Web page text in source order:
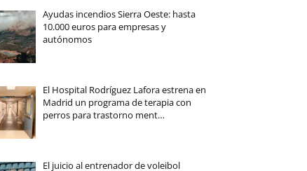
Ayudas incendios Sierra Oeste: hasta
10.000 euros para empresas y
autónomos
El Hospital Rodríguez Lafora estrena en
Madrid un programa de terapia con
perros para trastorno ment…
El juicio al entrenador de voleibol